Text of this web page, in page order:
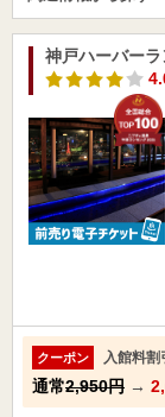
神戸ハーバー
クーポン 入館料割
通常2,950円 →